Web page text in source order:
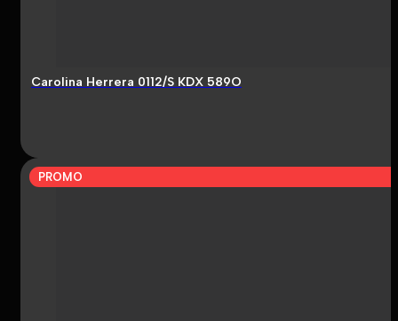
Carolina Herrera 0112/S KDX 589O
PROMO